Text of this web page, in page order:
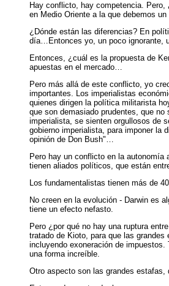
Hay conflicto, hay competencia.
en Medio Oriente a la que debemos
¿Dónde están las diferencias? En
día…Entonces yo, un poco ignorante,
Entonces, ¿cuál es la propuesta de
apuestas en el mercado…
Pero más allá de este conflicto, yo
importantes. Los imperialistas
quienes dirigen la política militarista
que son demasiado prudentes, que
imperialista, se sienten orgullosos de
gobierno imperialista, para imponer la
opinión de Don Bush"…
Pero hay un conflicto en la
tienen aliados políticos, que están
Los fundamentalistas tienen más de
No creen en la evolución - Darwin es
tiene un efecto nefasto.
Pero ¿por qué no hay una ruptura
tratado de Kioto, para que las
incluyendo exoneración de
una forma increíble.
Otro aspecto son las grandes estafas,